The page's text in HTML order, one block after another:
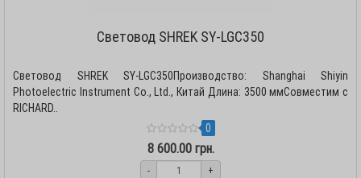
Световод SHREK SY-LGC350
Световод SHREK SY-LGC350Производство: Shanghai Shiyin
Photoelectric Instrument Co., Ltd., Китай Длина: 3500 ммСовместим с
RICHARD..
0
8 600.00 грн.
- +